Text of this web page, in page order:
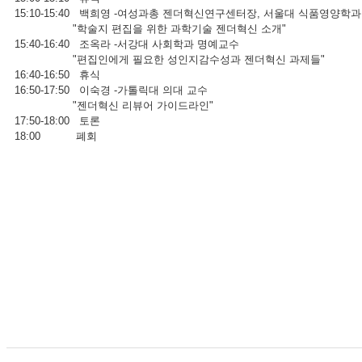
15:10-15:40 백희영 -여성과총 젠더혁신연구센터장, 서울대 식품영양학
"학술지 편집을 위한 과학기술 젠더혁신 소개"
15:40-16:40 조옥라 -서강대 사회학과 명예교수
"편집인에게 필요한 성인지감수성과 젠더혁신 과제들"
16:40-16:50 휴식
16:50-17:50 이숙경 -가톨릭대 의대 교수
"젠더혁신 리뷰어 가이드라인"
17:50-18:00 토론
18:00 폐회